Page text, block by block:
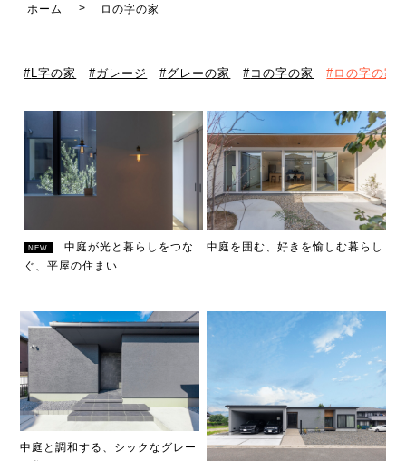
ホーム ロの字の家
L字の家 ガレージ グレーの家 コの字の家 ロの字の家
NEW
中庭が光と暮らしをつな
ぐ、平屋の住まい
中庭を囲む、好きを愉しむ暮らし
中庭と調和する、シックなグレー